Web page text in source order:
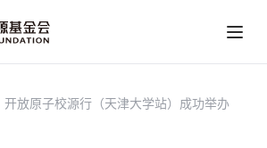
开放原子校源行（天津大学站）成功举办